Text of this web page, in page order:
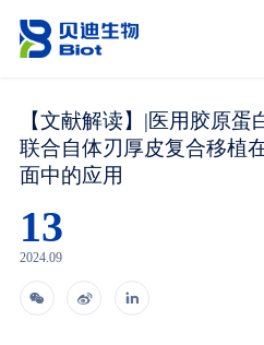
【文献解读】|医用胶原
联合自体刃厚皮复合移植
面中的应用
13
2024.09
  